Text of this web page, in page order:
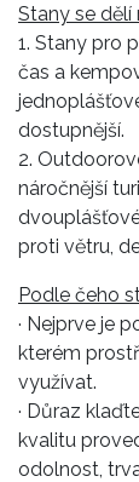
Stany se dělí
1. Stany pro
čas a
dostupnější.
2.
náročnější
proti větru,
Podle čeho
· Nejprve je
kterém
využívat.
· Důraz
kvalitu
odolnost,